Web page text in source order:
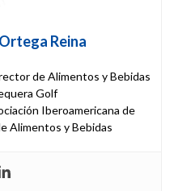
Reina
de Alimentos y Bebidas
Golf
Iberoamericana de
Alimentos y Bebidas